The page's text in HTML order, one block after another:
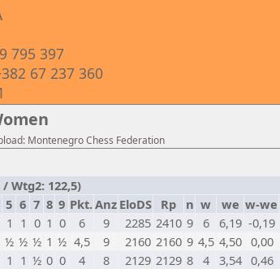
795 397
67 237 360
Montenegro Chess Federation
Wtg2: 122,5)
5 6 7 8 9 Pkt.Anz EloDS Rp n w we w-we
1 1 0 1 0 6 9 2285 2410 9 6 6,19 -0,19
½ ½ ½ 1 ½ 4,5 9 2160 2160 9 4,5 4,50 0,00
1 1 ½ 0 0 4 8 2129 2129 8 4 3,54 0,46